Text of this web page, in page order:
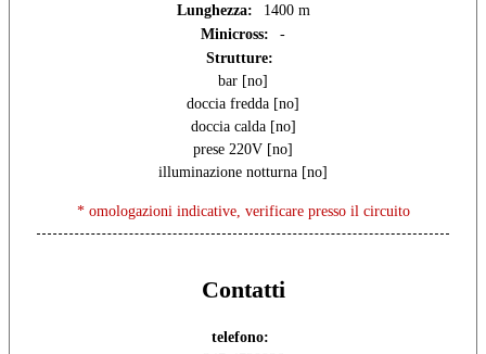
Lunghezza:
1400 m
Minicross:
-
Strutture:
bar [no]
doccia fredda [no]
doccia calda [no]
prese 220V [no]
illuminazione notturna [no]
* omologazioni indicative, verificare presso il circuito
Contatti
telefono: